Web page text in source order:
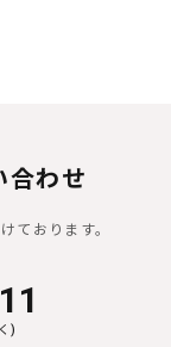
合わせ
ております。
)